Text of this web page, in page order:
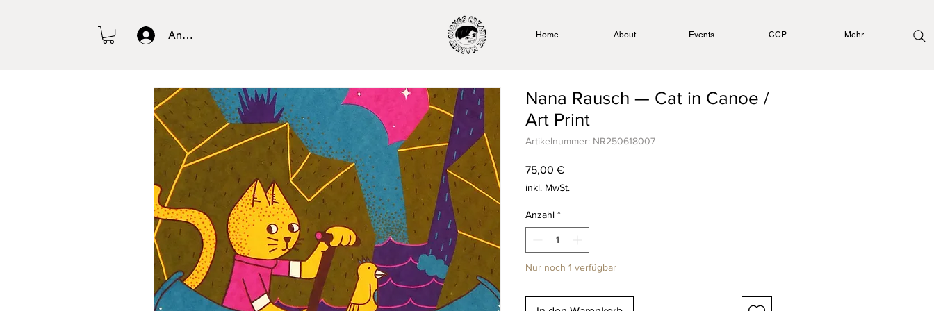
Anmelden Home About Events CCP Mehr
Nana Rausch — Cat in Canoe /
Art Print
Artikelnummer: NR250618007
75,00 €Preis
inkl. MwSt.
Anzahl *
Nur noch 1 verfügbar